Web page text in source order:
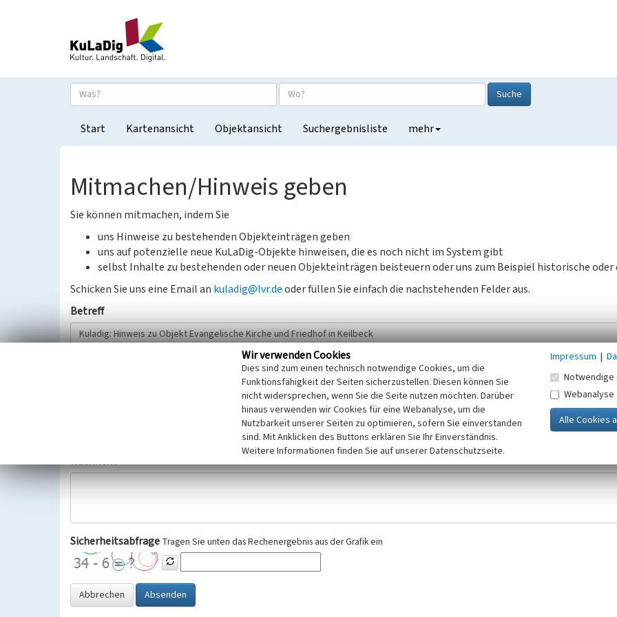
Suche
Start Kartenansicht Objektansicht Suchergebnisliste mehr
Mitmachen/Hinweis geben
Sie können mitmachen, indem Sie
uns Hinweise zu bestehenden Objekteinträgen geben
uns auf potenzielle neue KuLaDig-Objekte hinweisen, die es noch nicht im System gibt
selbst Inhalte zu bestehenden oder neuen Objekteinträgen beisteuern oder uns zum Beispiel historische oder
Schicken Sie uns eine Email an kuladig@lvr.deoder füllen Sie einfach die nachstehenden Felder aus.
Betreff
Wir bitten Sie um freiwillige Angabe Ihres Namens und Ihrer E-Mail-Adresse. Ihre Angaben werden ausschließlich im Rahmen der KuLaDig-
Selbstverständlich werden diese entsprechend der Vorschriften des Telemediengesetzes, des Datenschutzgesetzes NRW und der seit
Datenschutzgrundverordnung (EU-DSGVO) vertraulich behandelt, beachten Sie bitte unsere Hinweise zumDatenschutz
Nachricht
Sicherheitsabfrage Tragen Sie unten das Rechenergebnis aus der Grafik ein
Abbrechen Absenden
Wir verwenden Cookies
Dies sind zum einen technisch notwendige Cookies, um die
Funktionsfähigkeit der Seiten sicherzustellen. Diesen können Sie
nicht widersprechen, wenn Sie die Seite nutzen möchten. Darüber
hinaus verwenden wir Cookies für eine Webanalyse, um die
Nutzbarkeit unserer Seiten zu optimieren, sofern Sie einverstanden
sind. Mit Anklicken des Buttons erklären Sie Ihr Einverständnis.
Weitere Informationen finden Sie auf unserer Datenschutzseite.
Impressum |
Notwendige
Webanalyse